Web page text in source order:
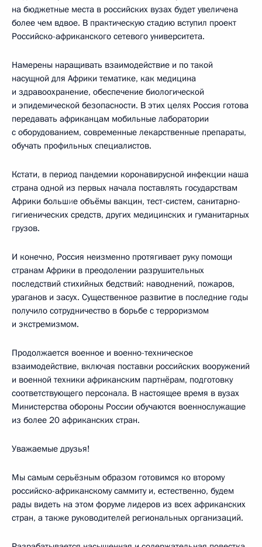
на бюджетные места в российских вузах будет увеличена
более чем вдвое. В практическую стадию вступил проект
Российско-африканского сетевого университета.
Намерены наращивать взаимодействие и по такой
насущной для Африки тематике, как медицина
и здравоохранение, обеспечение биологической
и эпидемической безопасности. В этих целях Россия готова
передавать африканцам мобильные лаборатории
с оборудованием, современные лекарственные препараты,
обучать профильных специалистов.
Кстати, в период пандемии коронавирусной инфекции наша
страна одной из первых начала поставлять государствам
Африки большие объёмы вакцин, тест-систем, санитарно-
гигиенических средств, других медицинских и гуманитарных
грузов.
И конечно, Россия неизменно протягивает руку помощи
странам Африки в преодолении разрушительных
последствий стихийных бедствий: наводнений, пожаров,
ураганов и засух. Существенное развитие в последние годы
получило сотрудничество в борьбе с терроризмом
и экстремизмом.
Продолжается военное и военно-техническое
взаимодействие, включая поставки российских вооружений
и военной техники африканским партнёрам, подготовку
соответствующего персонала. В настоящее время в вузах
Министерства обороны России обучаются военнослужащие
из более 20 африканских стран.
Уважаемые друзья!
Мы самым серьёзным образом готовимся ко второму
российско-африканскому саммиту и, естественно, будем
рады видеть на этом форуме лидеров из всех африканских
стран, а также руководителей региональных организаций.